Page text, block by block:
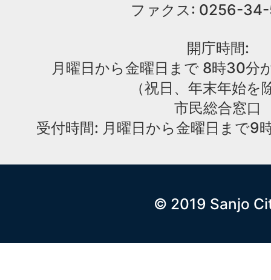
ファクス: 0256-
開庁時間:
月曜日から金曜日まで 8時30分
（祝日、年末年始を
市民総合窓口
受付時間: 月曜日から金曜日まで9
© 2019 Sanjo